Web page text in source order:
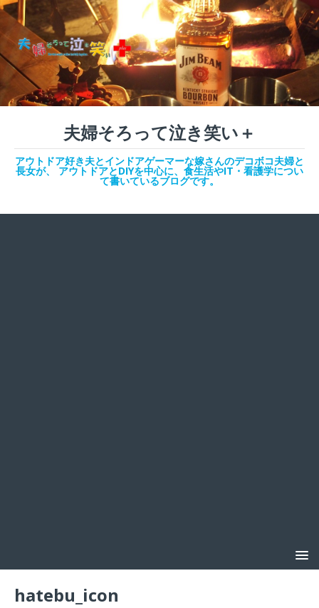
夫婦そろって泣き笑い＋
アウトドア好き夫とインドアゲーマーな嫁さんのデコボコ夫婦と
長女が、 アウトドアとDIYを中心に、食生活やIT・看護学につい
て書いているブログです。
hatebu_icon